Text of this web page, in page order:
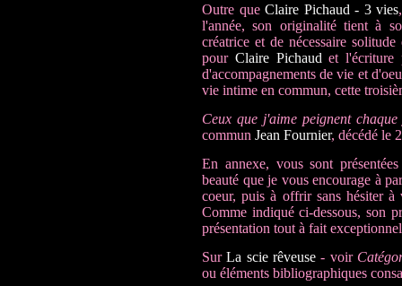
Outre queClaire Pichaud - 3 vies
l'année, son originalité tient à
créatrice et de nécessaire
pour Claire Pichaud et l'écriture
d'accompagnements de vie et
vie intime en commun, cette
Ceux que j'aime peignent
commun Jean Fournier, décédé le
En annexe, vous sont
beauté que je vous encourage à
coeur, puis à offrir sans hésiter à
Comme indiqué ci-dessous, son
présentation tout à fait
SurLa scie rêveuse - voir
ou éléments bibliographiques